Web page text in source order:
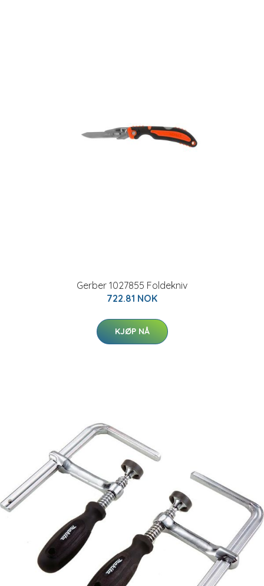
Gerber 1027855 Foldekniv
722.81 NOK
KJØP NÅ